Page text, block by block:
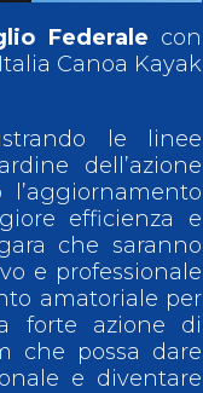
Federale con
Canoa Kayak
le linee
dell’azione
efficienza e
che saranno
e professionale
amatoriale per
forte azione di
che possa dare
e diventare